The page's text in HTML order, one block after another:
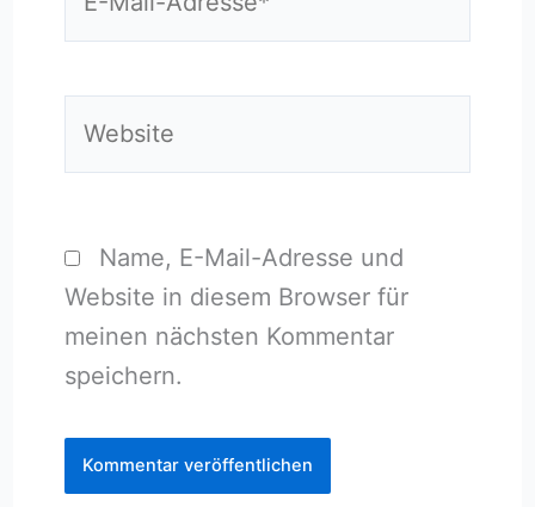
Name, E-Mail-Adresse und
Website in diesem Browser für
meinen nächsten Kommentar
speichern.